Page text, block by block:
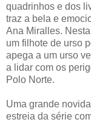
quadrinhos e dos
traz a bela e
Ana Miralles.
um filhote de urso
apega a um urso
a lidar com os
Polo Norte.
Uma grande
estreia da série